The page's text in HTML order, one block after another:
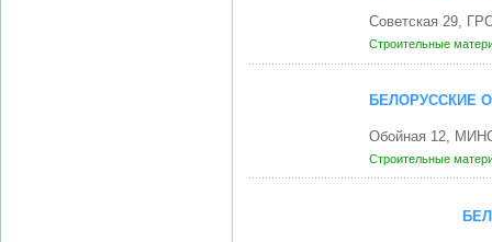
Советская 29,
Строительные
БЕЛОРУССКИЕ
Обойная 12,
Строительные